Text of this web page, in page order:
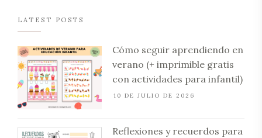
LATEST POSTS
Cómo seguir aprendiendo en
verano (+ imprimible gratis
con actividades para infantil)
10 DE JULIO DE 2026
Reflexiones y recuerdos para